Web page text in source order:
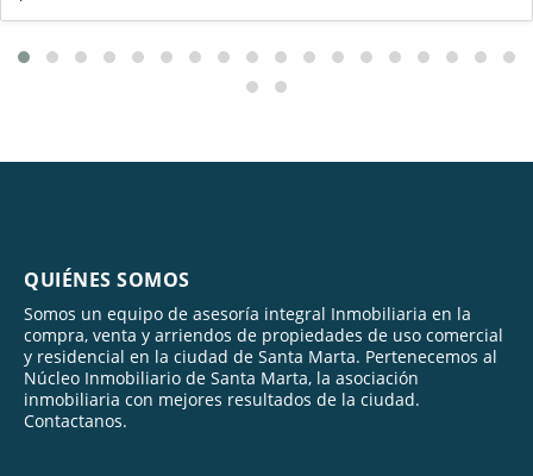
QUIÉNES SOMOS
Somos un equipo de asesoría integral Inmobiliaria en la
compra, venta y arriendos de propiedades de uso comercial
y residencial en la ciudad de Santa Marta. Pertenecemos al
Núcleo Inmobiliario de Santa Marta, la asociación
inmobiliaria con mejores resultados de la ciudad.
Contactanos.